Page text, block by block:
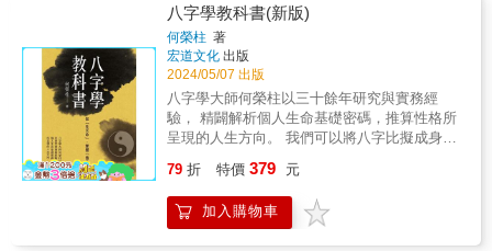
禍業報的發生。讓四明老師秉持慈悲願力，幫
助你將命運掌握在自己的手中，改運成功！
特質與弱項特質之間的組合架構，進而解析未
來的性向發展，並趁早理出一套適性的心性調
整方案。本書可以幫助你做好下列事項：．人
際特質分析，性向發展分析．學習特質分析，
行為特質分析．了解人性的差異，提升自我，
掌握未來．孩子適性教養，規劃全人教育．建
立良好親子關係．企業人資管理選才儲才，人
性建築設計．心理諮商與輔導，健身強身
八字學教科書(新版)
何榮柱 著
宏道文化 出版
2024/05/07 出版
八字學大師何榮柱以三十餘年研究與實務經
驗， 精闢解析個人生命基礎密碼，推算性格所
呈現的人生方向。 我們可以將八字比擬成身
織、器官運作不良時，身體就會產生不同症
狀，因此必須查明發生的原因，採取相對應的
「用神」治療。對八字產生正向的影響，才可
79 折 特價 379 元
加入購物車